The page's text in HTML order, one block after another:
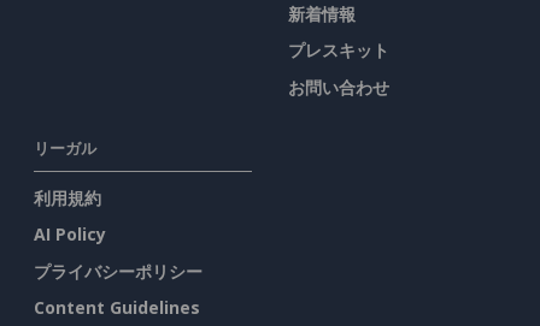
新着情報
プレスキット
お問い合わせ
リーガル
利用規約
AI Policy
プライバシーポリシー
Content Guidelines